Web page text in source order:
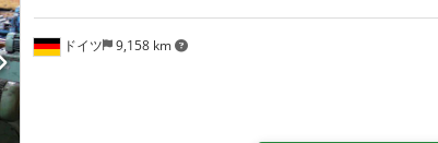
ドイツ 9,158 km